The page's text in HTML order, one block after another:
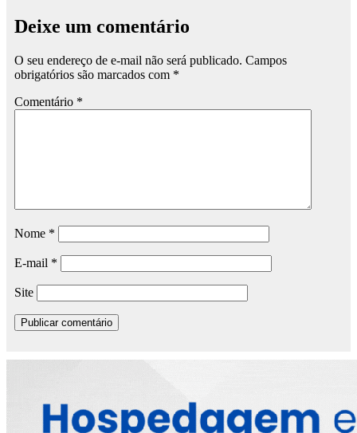
Deixe um comentário
O seu endereço de e-mail não será publicado. Campos
obrigatórios são marcados com *
Comentário *
Nome *
E-mail *
Site